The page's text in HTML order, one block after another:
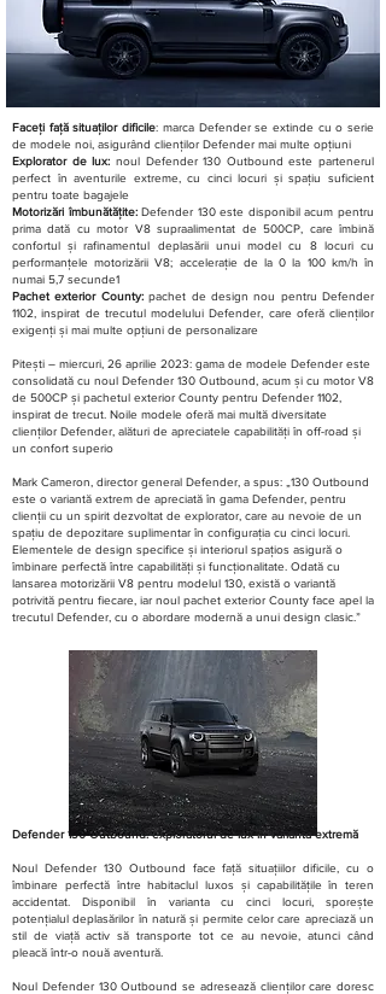
Faceți față situaților dificile: marca Defender se extinde cu o serie
de modele noi, asigurând clienților Defender mai multe opțiuni
Explorator de lux: noul Defender 130 Outbound este partenerul
perfect în aventurile extreme, cu cinci locuri și spațiu suficient
pentru toate bagajele
Motorizări îmbunătățite:Defender 130 este disponibil acum pentru
prima dată cu motor V8 supraalimentat de 500CP, care îmbină
confortul și rafinamentul deplasării unui model cu 8 locuri cu
performanțele motorizării V8; accelerație de la 0 la 100 km/h în
numai 5,7 secunde1
Pachet exterior County:pachet de design nou pentru Defender
1102, inspirat de trecutul modelului Defender, care oferă clienților
exigenți și mai multe opțiuni de personalizare
Pitești – miercuri, 26 aprilie 2023: gama de modele Defender este
consolidată cu noul Defender 130 Outbound, acum și cu motor V8
de 500CP și pachetul exterior County pentru Defender 1102,
inspirat de trecut. Noile modele oferă mai multă diversitate
clienților Defender, alături de apreciatele capabilități în off-road și
un confort superio
Mark Cameron, director general Defender, a spus: „130 Outbound
este o variantă extrem de apreciată în gama Defender, pentru
clienții cu un spirit dezvoltat de explorator, care au nevoie de un
spațiu de depozitare suplimentar în configurația cu cinci locuri.
Elementele de design specifice și interiorul spațios asigură o
îmbinare perfectă între capabilități și funcționalitate. Odată cu
lansarea motorizării V8 pentru modelul 130, există o variantă
potrivită pentru fiecare, iar noul pachet exterior County face apel la
trecutul Defender, cu o abordare modernă a unui design clasic.”
Defender 130 Outbound: exploratorul de lux în varianta extremă
Noul Defender 130 Outbound face față situațiilor dificile, cu o
îmbinare perfectă între habitaclul luxos și capabilitățile în teren
accidentat. Disponibil în varianta cu cinci locuri, sporește
potențialul deplasărilor în natură și permite celor care apreciază un
stil de viață activ să transporte tot ce au nevoie, atunci când
pleacă într-o nouă aventură.
Noul Defender 130 Outbound se adresează clienților care doresc